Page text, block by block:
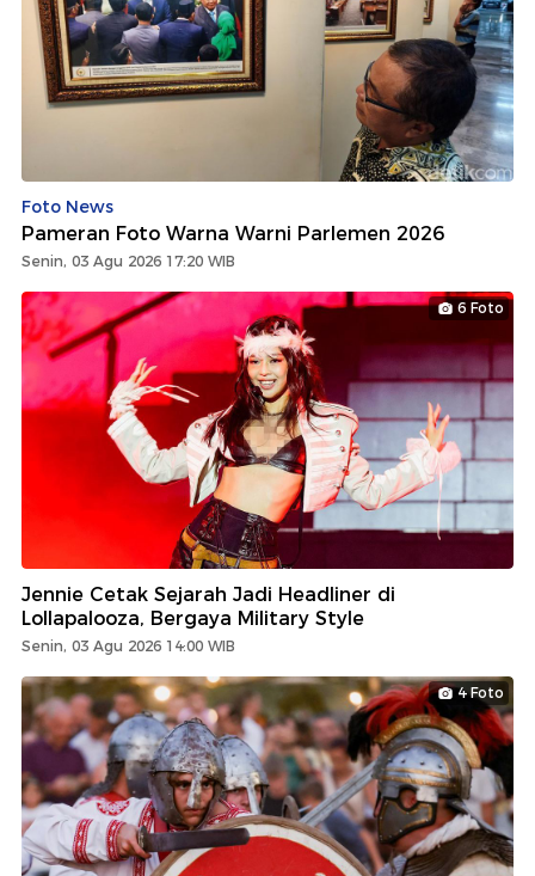
Foto News
Pameran Foto Warna Warni Parlemen 2026
Senin, 03 Agu 2026 17:20 WIB
6 Foto
Jennie Cetak Sejarah Jadi Headliner di
Lollapalooza, Bergaya Military Style
Senin, 03 Agu 2026 14:00 WIB
4 Foto